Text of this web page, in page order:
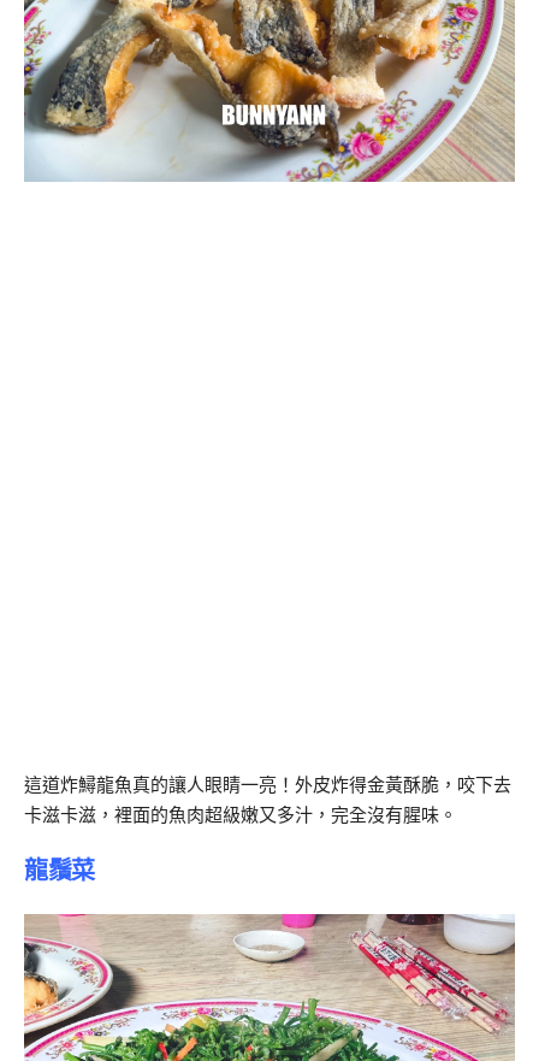
這道炸鱘龍魚真的讓人眼睛一亮！外皮炸得金黃酥脆，咬下去
卡滋卡滋，裡面的魚肉超級嫩又多汁，完全沒有腥味。
龍鬚菜